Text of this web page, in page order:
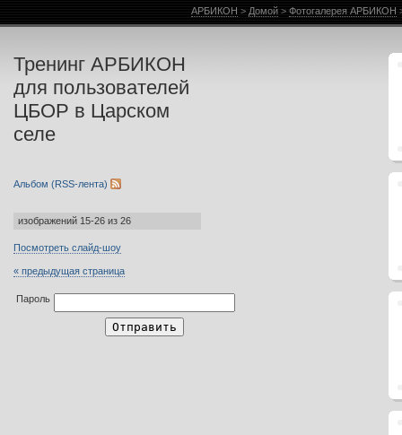
Тренинг АРБИКОН
для пользователей
ЦБОР в Царском
селе
Альбом (RSS-лента)
изображений 15-26 из 26
Посмотреть слайд-шоу
« предыдущая страница
Пароль
АРБИКОН > Домой > Фотогалерея АРБИКОН